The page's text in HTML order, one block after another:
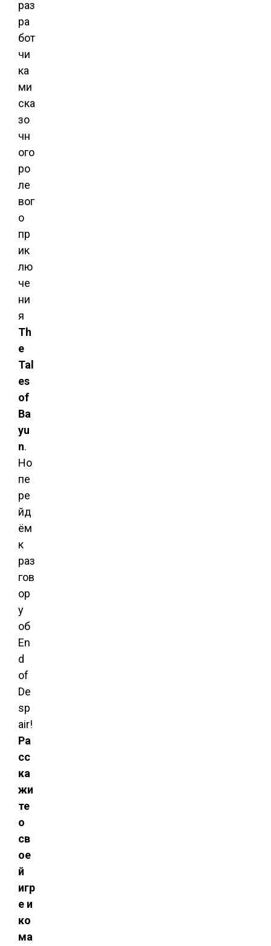
раз
ра
бот
чи
ка
ми
ска
зо
чн
ого
ро
ле
вог
о
пр
ик
лю
че
ни
я
Th
e
Tal
es
of
Ba
yu
n.
Но
пе
ре
йд
ём
к
раз
гов
ор
у
об
En
d
of
De
sp
air!
Ра
сс
ка
жи
те
о
св
ое
й
игр
е и
ко
ма